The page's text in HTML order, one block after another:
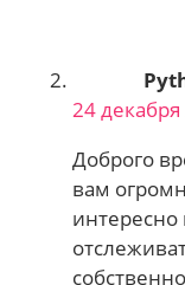
24
Доброго
вам